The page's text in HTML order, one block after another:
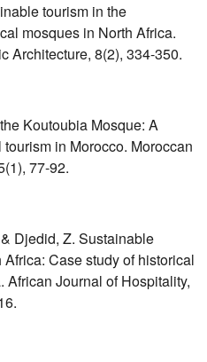
tourism in the
mosques in North Africa.
Architecture, 8(2), 334-350.
Koutoubia Mosque: A
in Morocco. Moroccan
77-92.
Djedid, Z. Sustainable
Case study of historical
Journal of Hospitality,